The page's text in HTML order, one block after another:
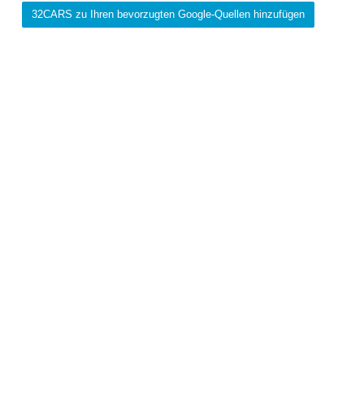
32CARS zu Ihren bevorzugten Google-Quellen hinzufügen